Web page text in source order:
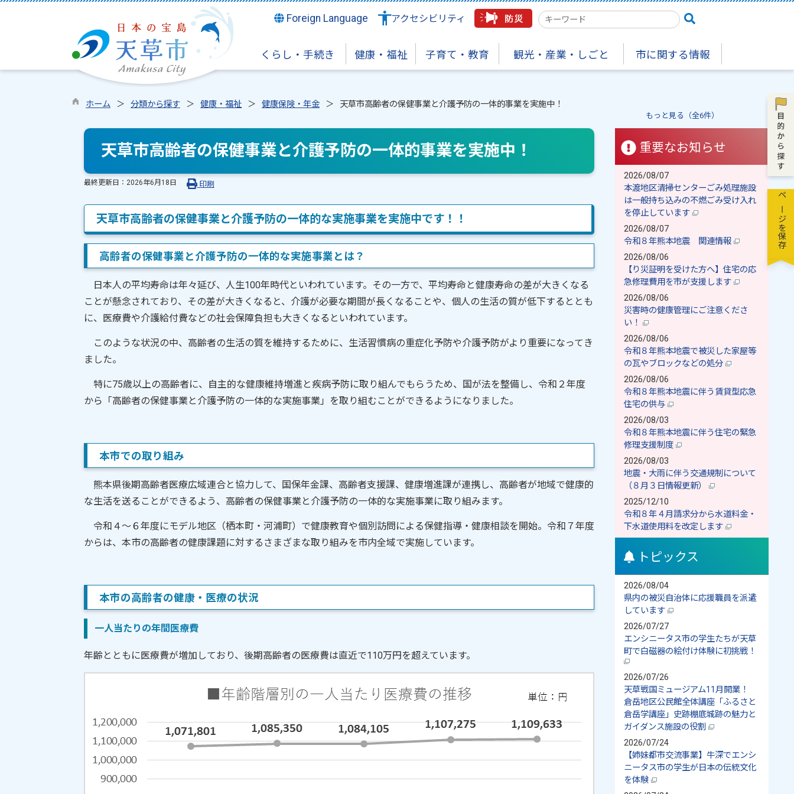
Foreign Language アクセシビリティ
検
ー
ド
くらし・手続き 健康・福祉 子育て・教育 観光・産業・しごと 市に関する情報
ホーム 分類から探す 健康・福祉 健康保険・年金 天草市高齢者の保健事業と介護予防の一体的事業を実施中！
もっと見る（全6件）
天草市高齢者の保健事業と介護予防の一体的事業を実施中！
最終更新日： 2026年6月18日 印刷
天草市高齢者の保健事業と介護予防の一体的な実施事業を実施中です！！
高齢者の保健事業と介護予防の一体的な実施事業とは？
日本人の平均寿命は年々延び、人生100年時代といわれています。その一方で、平均寿命と健康寿命の差が大きくなる
ことが懸念されており、その差が大きくなると、介護が必要な期間が長くなることや、個人の生活の質が低下するととも
に、医療費や介護給付費などの社会保障負担も大きくなるといわれています。
このような状況の中、高齢者の生活の質を維持するために、生活習慣病の重症化予防や介護予防がより重要になってき
ました。
特に75歳以上の高齢者に、自主的な健康維持増進と疾病予防に取り組んでもらうため、国が法を整備し、令和２年度
から「高齢者の保健事業と介護予防の一体的な実施事業」を取り組むことができるようになりました。
本市での取り組み
熊本県後期高齢者医療広域連合と協力して、国保年金課、高齢者支援課、健康増進課が連携し、高齢者が地域で健康的
な生活を送ることができるよう、高齢者の保健事業と介護予防の一体的な実施事業に取り組みます。
令和４～６年度にモデル地区（栖本町・河浦町）で健康教育や個別訪問による保健指導・健康相談を開始。令和７年度
からは、本市の高齢者の健康課題に対するさまざまな取り組みを市内全域で実施しています。
本市の高齢者の健康・医療の状況
一人当たりの年間医療費
年齢とともに医療費が増加しており、後期高齢者の医療費は直近で110万円を超えています。
重要なお知らせ
2026/08/07
本渡地区清掃センターごみ処理施設
は一般持ち込みの不燃ごみ受け入れ
を停止しています
2026/08/07
令和８年熊本地震 関連情報
2026/08/06
【り災証明を受けた方へ】住宅の応
急修理費用を市が支援します
2026/08/06
災害時の健康管理にご注意くださ
い！
2026/08/06
令和８年熊本地震で被災した家屋等
の瓦やブロックなどの処分
2026/08/06
令和８年熊本地震に伴う賃貸型応急
住宅の供与
2026/08/03
令和８年熊本地震に伴う住宅の緊急
修理支援制度
2026/08/03
地震・大雨に伴う交通規制について
（８月３日情報更新）
2025/12/10
令和８年４月請求分から水道料金・
下水道使用料を改定します
トピックス
2026/08/04
県内の被災自治体に応援職員を派遣
しています
2026/07/27
エンシニータス市の学生たちが天草
町で白磁器の絵付け体験に初挑戦！
2026/07/26
天草戦国ミュージアム11月開業！
倉岳地区公民館全体講座「ふるさと
倉岳学講座」史跡棚底城跡の魅力と
ガイダンス施設の役割
2026/07/24
【姉妹都市交流事業】牛深でエンシ
ニータス市の学生が日本の伝統文化
を体験
ページを保存